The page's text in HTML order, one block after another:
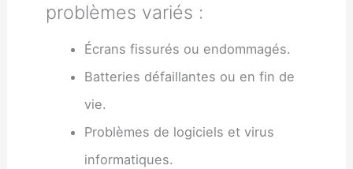
problèmes variés :
Écrans fissurés ou endommagés.
Batteries défaillantes ou en fin de
vie.
Problèmes de logiciels et virus
informatiques.